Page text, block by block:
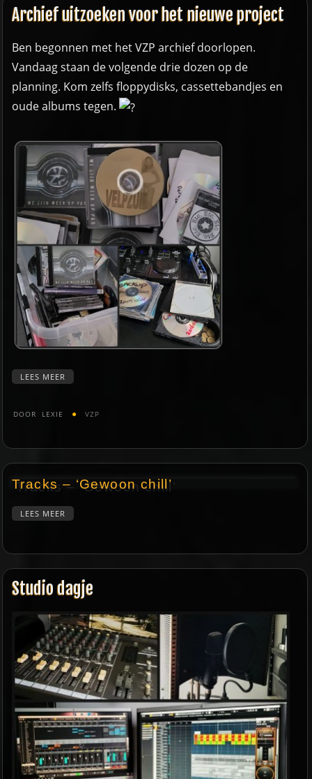
Archief uitzoeken voor het nieuwe project
Ben begonnen met het VZP archief doorlopen.
Vandaag staan de volgende drie dozen op de
planning. Kom zelfs floppydisks, cassettebandjes en
oude albums tegen.
LEES MEER
DOOR LEXIE VZP
Tracks – ‘Gewoon chill’
LEES MEER
Studio dagje